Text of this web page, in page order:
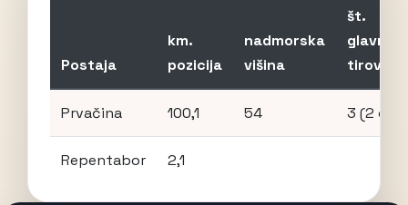
Postaja
km.
pozicija
nadmorska
višina
št.
glavnih
tirov
Prvačina 100,1 54 3 (2 do
Repentabor 2,1